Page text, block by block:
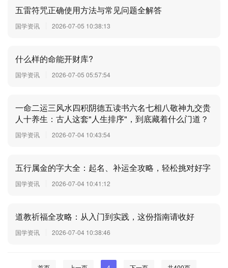
五雷符咒正确使用方法与常见问题全解答
国学资讯 2026-07-05 10:38:13
什么样的命能开财库?
国学资讯 2026-07-05 05:57:54
一命二运三风水四积阴德五读书六名七相八敬神九交贵
人十养生：古人这套"人生排序"，到底藏着什么门道？
国学资讯 2026-07-04 10:43:54
五行属金的字大全：起名、补运全攻略，轻松挑对好字
国学资讯 2026-07-04 10:41:12
道教祈福全攻略：从入门到实践，这份指南请收好
国学资讯 2026-07-04 10:38:46